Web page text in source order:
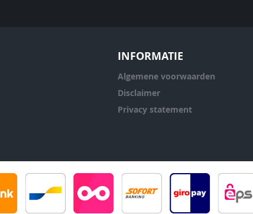
INFORMATIE
Algemene voorwaarden
Disclaimer
Privacy statement